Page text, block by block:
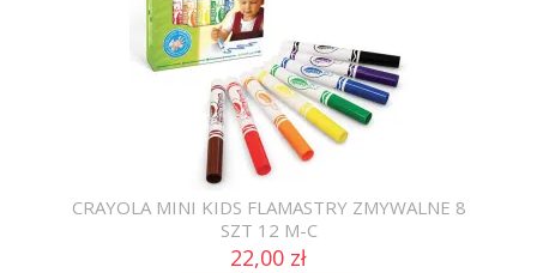
CRAYOLA MINI KIDS FLAMASTRY ZMYWALNE 8
SZT 12 M-C
22,00 zł